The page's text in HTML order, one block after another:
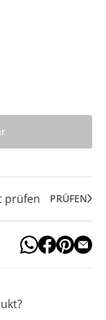
prüfen PRÜFEN